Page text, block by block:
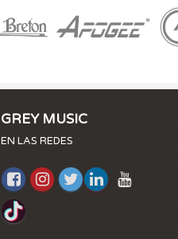
GREY MUSIC
EN LAS REDES